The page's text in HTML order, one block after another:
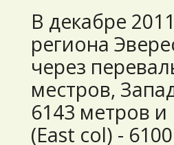
В декабре
региона
через
местров,
6143 метров
(East col) -